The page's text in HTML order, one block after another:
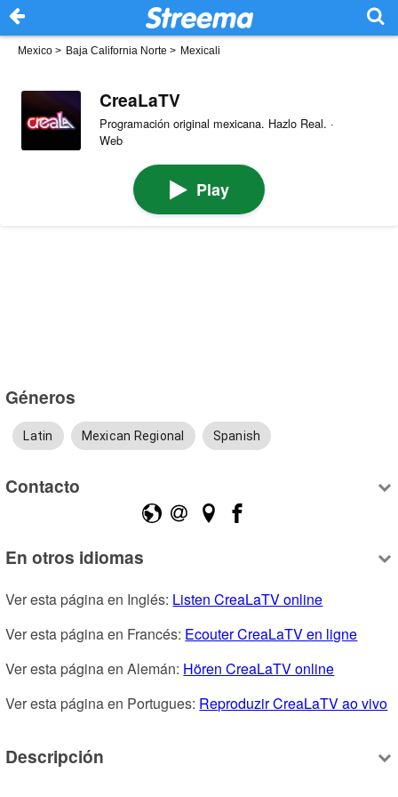
Mexico > Baja California Norte > Mexicali
CreaLaTV
Programación original mexicana. Hazlo Real. ·
Web
Play
Géneros
Latin Mexican Regional Spanish
Contacto
En otros idiomas
Ver esta página en Inglés: Listen CreaLaTV online
Ver esta página en Francés: Ecouter CreaLaTV en ligne
Ver esta página en Alemán: Hören CreaLaTV online
Ver esta página en Portugues: Reproduzir CreaLaTV ao vivo
Descripción